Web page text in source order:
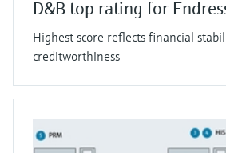
D&B top rating for
Highest score reflects financial
creditworthiness